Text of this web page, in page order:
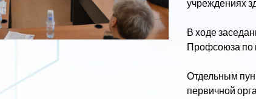
учреждениях
В ходе
Профсоюза по
Отдельным
первичной